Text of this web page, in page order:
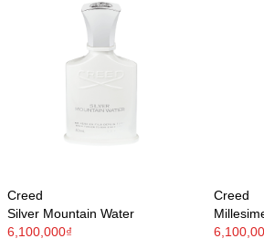
Creed
Silver Mountain Water
6,100,000₫
Creed